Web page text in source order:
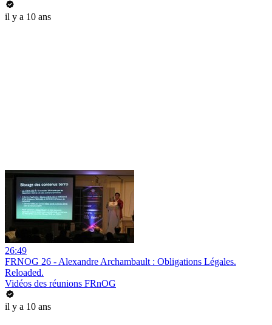
il y a 10 ans
26:49
FRNOG 26 - Alexandre Archambault : Obligations Légales.
Reloaded.
Vidéos des réunions FRnOG
il y a 10 ans